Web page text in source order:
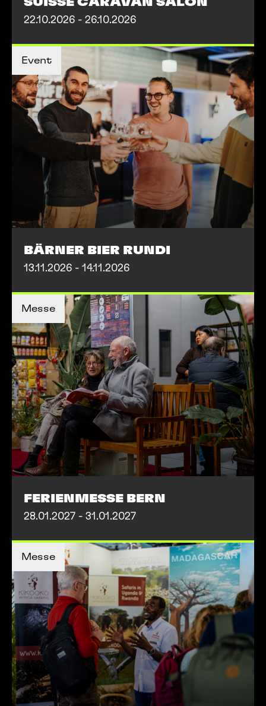
SUISSE CARAVAN SALON
22.10.2026 - 26.10.2026
Event
MEHR INFOS
MEHR INFOS
BÄRNER BIER RUNDI
13.11.2026 - 14.11.2026
Messe
MEHR INFOS
MEHR INFOS
FERIENMESSE BERN
28.01.2027 - 31.01.2027
Messe
MEHR INFOS
MEHR INFOS